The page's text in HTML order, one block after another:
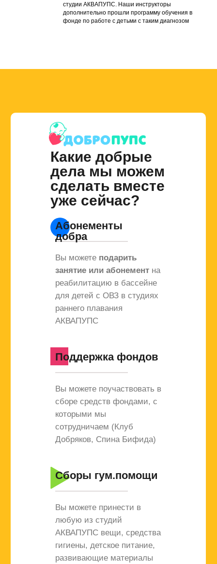
студии АКВАПУПС. Наши инструкторы
дополнительно прошли программу обучения в
фонде по работе с детьми с таким диагнозом
Какие добрые
дела мы можем
сделать вместе
уже сейчас?
Вы можете подарить
занятие или абонемент на
реабилитацию в бассейне
для детей с ОВЗ в студиях
раннего плавания
АКВАПУПС
Вы можете поучаствовать в
сборе средств фондами, с
которыми мы
сотрудничаем (Клуб
Добряков, Спина Бифида)
Вы можете принести в
любую из студий
АКВАПУПС вещи, средства
гигиены, детское питание,
развивающие материалы
Абонементы
добра
Поддержка фондов
Сборы гум.помощи